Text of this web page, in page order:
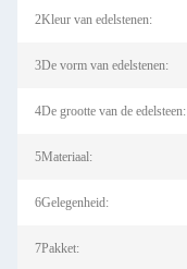
2Kleur van edelstenen:
3De vorm van edelstenen:
4De grootte van de edelsteen:
5Materiaal:
6Gelegenheid:
7Pakket: